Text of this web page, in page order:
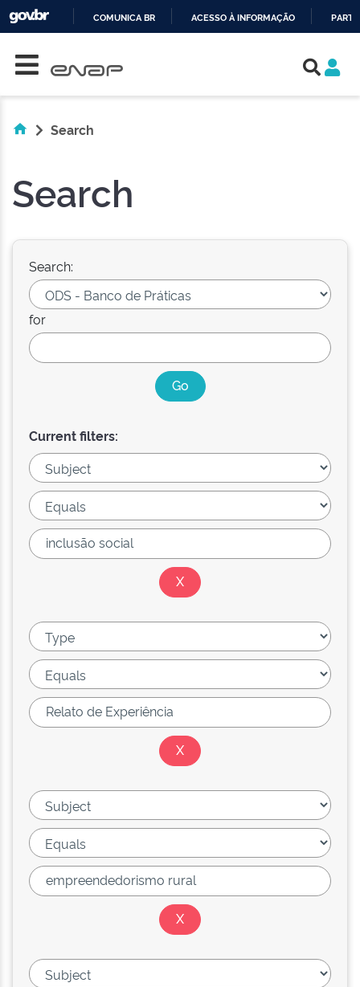
COMUNICA BR ACESSO À INFORMAÇÃO
Search
Search
Search:
for
Current filters: